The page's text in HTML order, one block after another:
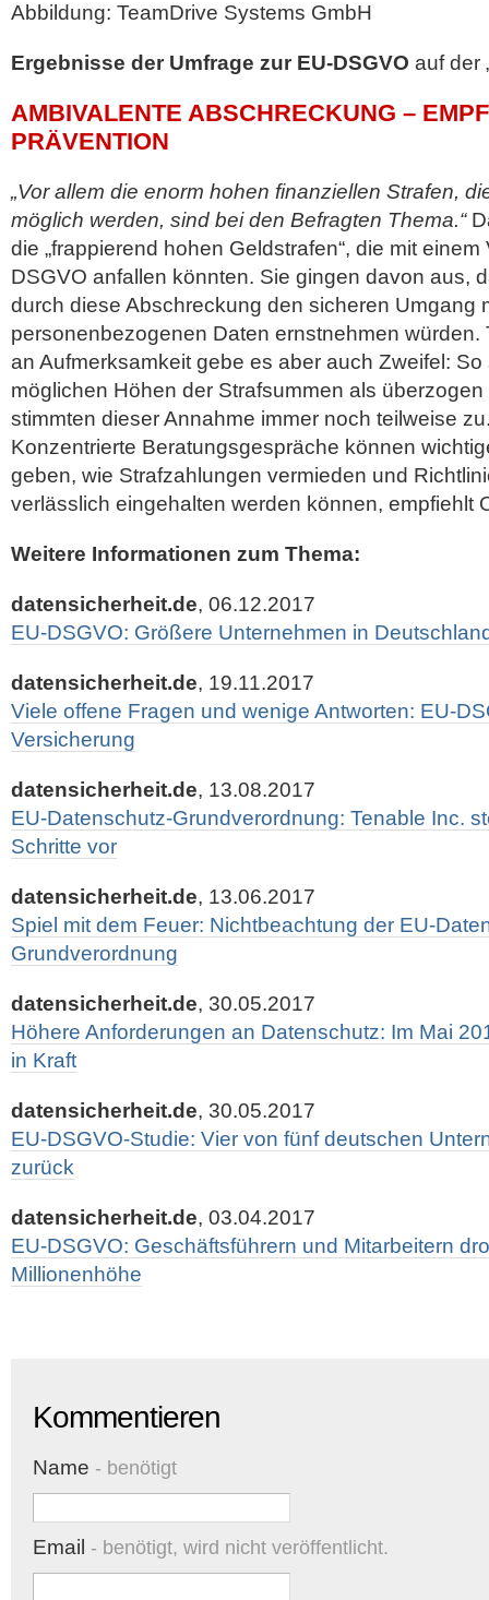
Abbildung: TeamDrive Systems GmbH
Ergebnisse der Umfrage zur EU-DSGVO auf der
AMBIVALENTE ABSCHRECKUNG –
PRÄVENTION
„Vor allem die enorm hohen finanziellen Strafen,
möglich werden, sind bei den Befragten Thema.“
die „frappierend hohen Geldstrafen“, die mit
DSGVO anfallen könnten. Sie gingen davon aus,
durch diese Abschreckung den sicheren Umgang
personenbezogenen Daten ernstnehmen würden.
an Aufmerksamkeit gebe es aber auch Zweifel:
möglichen Höhen der Strafsummen als
stimmten dieser Annahme immer noch teilweise
Konzentrierte Beratungsgespräche können
geben, wie Strafzahlungen vermieden und
verlässlich eingehalten werden können, empfiehlt
Weitere Informationen zum Thema:
datensicherheit.de, 06.12.2017
EU-DSGVO: Größere Unternehmen in
datensicherheit.de, 19.11.2017
Viele offene Fragen und wenige Antworten: EU-
Versicherung
datensicherheit.de, 13.08.2017
EU-Datenschutz-Grundverordnung: Tenable Inc.
Schritte vor
datensicherheit.de, 13.06.2017
Spiel mit dem Feuer: Nichtbeachtung der EU-
Grundverordnung
datensicherheit.de, 30.05.2017
Höhere Anforderungen an Datenschutz: Im Mai
in Kraft
datensicherheit.de, 30.05.2017
EU-DSGVO-Studie: Vier von fünf deutschen
zurück
datensicherheit.de, 03.04.2017
EU-DSGVO: Geschäftsführern und Mitarbeitern
Millionenhöhe
Kommentieren
Name - benötigt
Email - benötigt, wird nicht veröffentlicht.